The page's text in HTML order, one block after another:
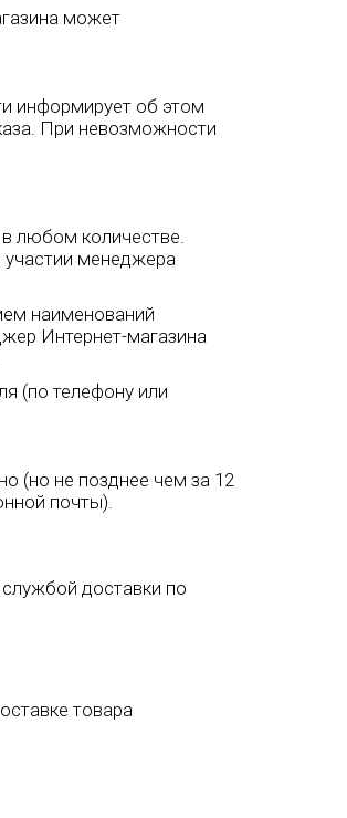
может
информирует об этом
При невозможности
любом количестве.
менеджера
наименований
Интернет-магазина
(по телефону или
(но не позднее чем за 12
почты).
доставки по
товара